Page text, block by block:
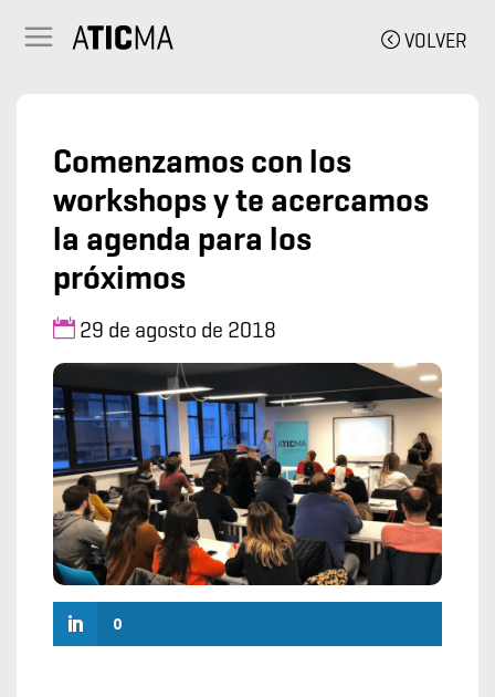
VOLVER
Comenzamos con los
workshops y te acercamos
la agenda para los
próximos
29 de agosto de 2018
0